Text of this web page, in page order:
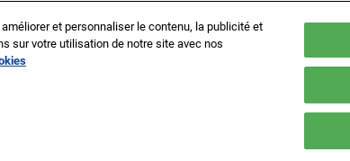
et personnaliser le contenu, la publicité et
sur votre utilisation de notre site avec nos